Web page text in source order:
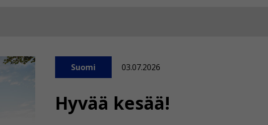
Hyvää kesää!
Suomi 03.07.2026